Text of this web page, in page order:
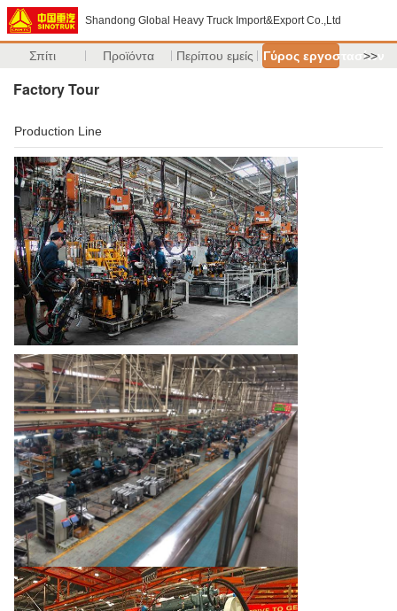
Shandong Global Heavy Truck Import&Export Co.,Ltd
Σπίτι Προϊόντα Περίπου εμείς Γύρος εργοστασίων
>>
Factory Tour
Production Line